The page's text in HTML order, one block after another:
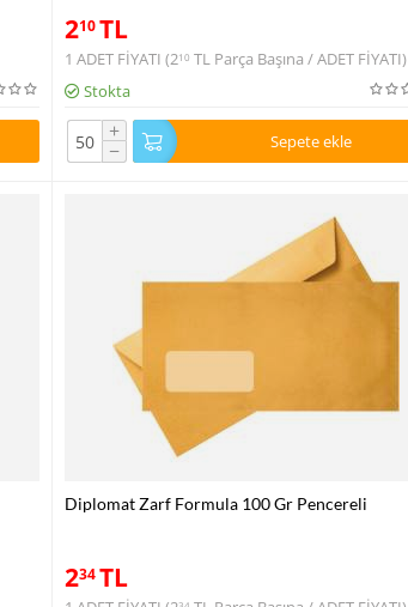
210TL
1 ADET FİYATI (210 TLParça Başına / ADET FİYATI)
Stokta
+
− Sepete ekle
Diplomat Zarf Formula 100 Gr Pencereli
234TL